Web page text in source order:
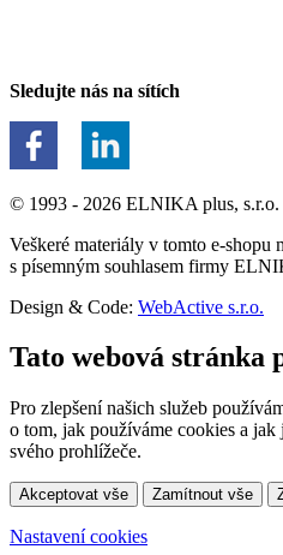
Sledujte nás na sítích
© 1993 - 2026 ELNIKA plus, s.r.o.
Veškeré materiály v tomto e-shopu
s písemným souhlasem firmy
Design & Code: WebActive s.r.o.
Tato webová stránka
Pro zlepšení našich služeb
o tom, jak používáme cookies a
svého prohlížeče.
Akceptovat vše Zamítnout vše
Nastavení cookies